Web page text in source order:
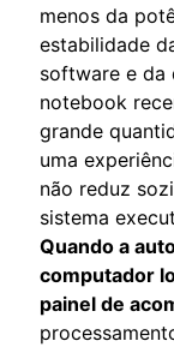
menos da
estabilidade
software e da
notebook
grande
uma
não reduz
sistema
Quando a
computador
painel de